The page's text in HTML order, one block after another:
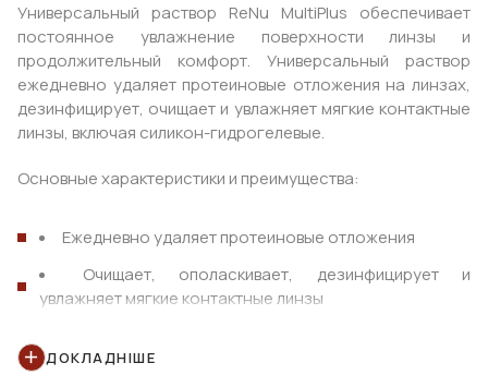
Универсальный раствор ReNu MultiPlus обеспечивает
постоянное увлажнение поверхности линзы и
продолжительный комфорт. Универсальный раствор
ежедневно удаляет протеиновые отложения на линзах,
дезинфицирует, очищает и увлажняет мягкие контактные
линзы, включая силикон-гидрогелевые.
Основные характеристики и преимущества:
Ежедневно удаляет протеиновые отложения
Очищает, ополаскивает, дезинфицирует и
увлажняет мягкие контактные линзы
полоксамин для сохранения ощущения чистоты и
ДОКЛАДНІШЕ